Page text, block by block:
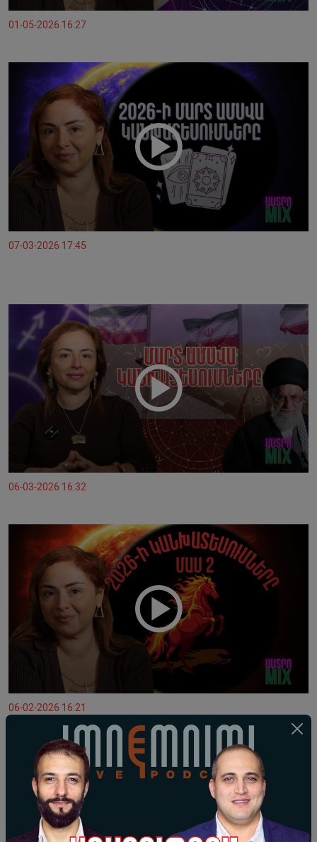
01-05-2026 16:27
07-03-2026 17:45
06-03-2026 16:32
06-02-2026 16:21